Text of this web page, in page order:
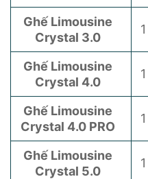
Ghế Limousine
Crystal 3.0
Ghế Limousine
Crystal 4.0
Ghế Limousine
Crystal 4.0 PRO
Ghế Limousine
Crystal 5.0